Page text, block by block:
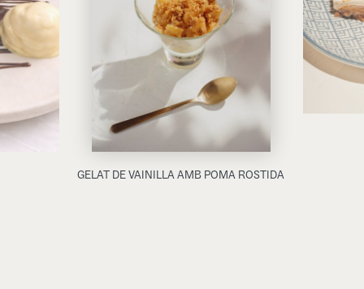
GELAT DE VAINILLA AMB POMA ROSTIDA